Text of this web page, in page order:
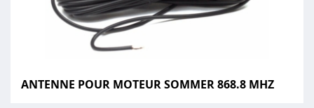
ANTENNE POUR MOTEUR SOMMER 868.8 MHZ